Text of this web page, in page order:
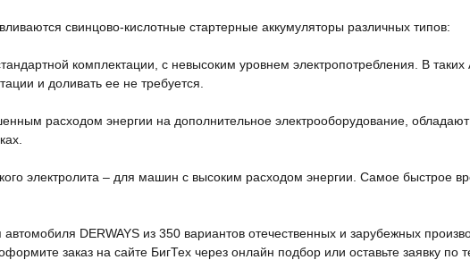
свинцово-кислотные стартерные аккумуляторы различных типов:
комплектации, с невысоким уровнем электропотребления. В таких
и доливать ее не требуется.
расходом энергии на дополнительное электрооборудование, обладают
электролита – для машин с высоким расходом энергии. Самое быстрое
DERWAYS из 350 вариантов отечественных и зарубежных
заказ на сайте БигТех через онлайн подбор или оставьте заявку